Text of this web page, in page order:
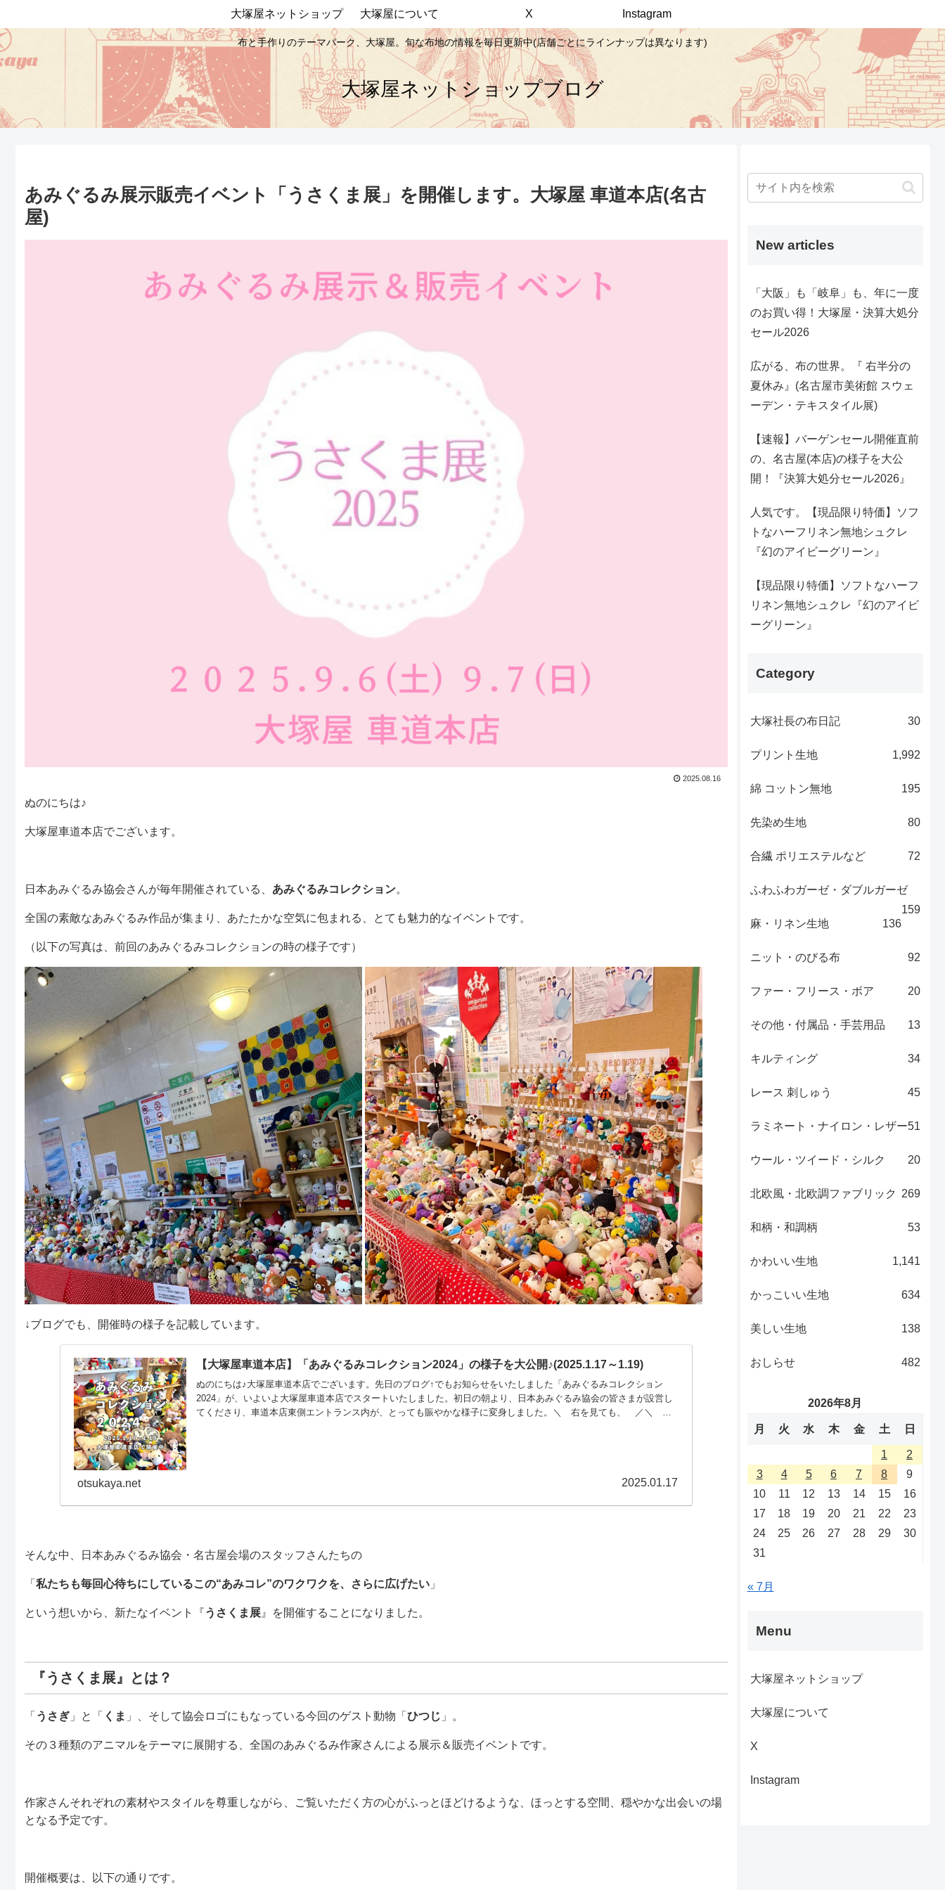
布と手作りのテーマパーク、大塚屋。旬な布地の情報を毎日更新中(店舗ごとにラインナップは異なります)
大塚屋ネットショップブログ
大塚屋ネットショップ 大塚屋について X Instagram
あみぐるみ展示販売イベント「うさくま展」を開催します。大塚屋 車道本店(名古
屋)
2025.08.16
ぬのにちは♪
大塚屋車道本店でございます。
日本あみぐるみ協会さんが毎年開催されている、 あみぐるみコレクション。
全国の素敵なあみぐるみ作品が集まり、あたたかな空気に包まれる、とても魅力的なイベントです。
（以下の写真は、前回のあみぐるみコレクションの時の様子です）
↓ブログでも、開催時の様子を記載しています。
【大塚屋車道本店】「あみぐるみコレクション2024」の様子を大公開♪(2025.1.17～1.19)
ぬのにちは♪大塚屋車道本店でございます。先日のブログ↑でもお知らせをいたしました「あみぐるみコレクション
2024」が、いよいよ大塚屋車道本店でスタートいたしました。初日の朝より、日本あみぐるみ協会の皆さまが設営し
てくださり、車道本店東側エントランス内が、とっても賑やかな様子に変身しました。＼ 右を見ても、 ／＼ 左
otsukaya.net 2025.01.17
そんな中、日本あみぐるみ協会・名古屋会場のスタッフさんたちの
「 私たちも毎回心待ちにしているこの“あみコレ”のワクワクを、さらに広げたい」
という想いから、新たなイベント『うさくま展』を開催することになりました。
『うさくま展』とは？
「 うさぎ」と「 くま 」、そして協会ロゴにもなっている今回のゲスト動物「 ひつじ 」。
その３種類のアニマルをテーマに展開する、全国のあみぐるみ作家さんによる展示＆販売イベントです。
作家さんそれぞれの素材やスタイルを尊重しながら、ご覧いただく方の心がふっとほどけるような、ほっとする空間、穏やかな出会いの場
となる予定です。
開催概要は、以下の通りです。
New articles
「大阪」も「岐阜」も、年に一度
のお買い得！大塚屋・決算大処分
セール2026
広がる、布の世界。『 右半分の
夏休み』(名古屋市美術館 スウェ
ーデン・テキスタイル展)
【速報】バーゲンセール開催直前
の、名古屋(本店)の様子を大公
開！『決算大処分セール2026』
人気です。【現品限り特価】ソフ
トなハーフリネン無地シュクレ
『幻のアイビーグリーン』
【現品限り特価】ソフトなハーフ
リネン無地シュクレ『幻のアイビ
ーグリーン』
Category
大塚社長の布日記 30
プリント生地 1,992
綿 コットン無地 195
先染め生地 80
合繊 ポリエステルなど 72
ふわふわガーゼ・ダブルガーゼ
159
麻・リネン生地
136
ニット・のびる布 92
ファー・フリース・ボア 20
その他・付属品・手芸用品 13
キルティング 34
レース 刺しゅう 45
ラミネート・ナイロン・レザー51
ウール・ツイード・シルク 20
北欧風・北欧調ファブリック 269
和柄・和調柄 53
かわいい生地 1,141
かっこいい生地 634
美しい生地 138
おしらせ 482
2026年8月
月 火 水 木 金 土 日
1
2
3
4 5 6 7 8
9
10
11 12 13 14 15
16
17
18 19 20 21 22
23
24
25 26 27 28 29
30
31
« 7月
Menu
大塚屋ネットショップ
大塚屋について
X
Instagram